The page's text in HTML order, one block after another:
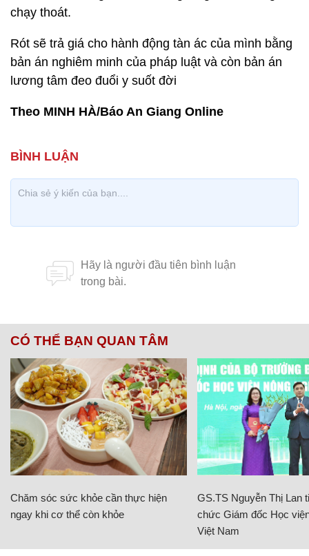
chạy thoát.
Rót sẽ trả giá cho hành động tàn ác của mình bằng
bản án nghiêm minh của pháp luật và còn bản án
lương tâm đeo đuổi y suốt đời
Theo MINH HÀ/Báo An Giang Online
CÓ THỂ BẠN QUAN TÂM
Chăm sóc sức khỏe cần thực hiện
ngay khi cơ thể còn khỏe
GS.TS Nguyễn Thị Lan
chức Giám đốc Học
Việt Nam